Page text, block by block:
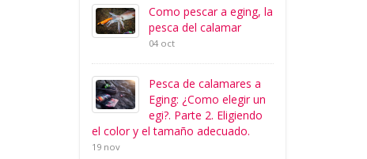
Como pescar a eging, la
pesca del calamar
04 oct
Pesca de calamares a
Eging: ¿Como elegir un
egi?. Parte 2. Eligiendo
el color y el tamaño adecuado.
19 nov